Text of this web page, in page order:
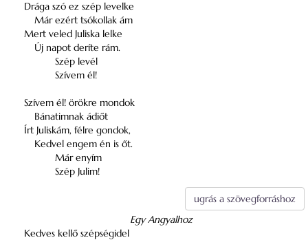
Drága szó ez szép levelke
Már ezért tsókollak ám
Mert veled Juliska lelke
Új napot deríte rám.
Szép levél
Szívem él!
Szívem él! örökre mondok
Bánatimnak ádiőt
Írt Juliskám, félre gondok,
Kedvel engem én is őt.
Már enyím
Szép Julim!
ugrás a szövegforráshoz
Egy Angyalhoz
Kedves kellő szépségidel